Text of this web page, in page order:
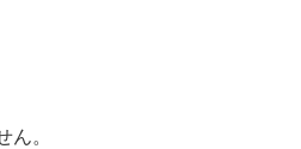
ん。